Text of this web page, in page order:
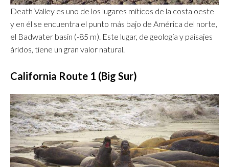
Death Valley es uno de los lugares míticos de la costa oeste
y en él se encuentra el punto más bajo de América del norte,
el Badwater basin (-85 m). Este lugar, de geología y paisajes
áridos, tiene un gran valor natural.
California Route 1 (Big Sur)